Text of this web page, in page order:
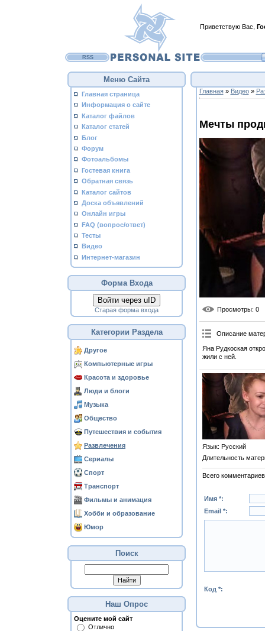
Приветствую Вас
RSS
Меню Сайта
Главная страница
Информация о сайте
Каталог файлов
Каталог статей
Блог
Форум
Фотоальбомы
Гостевая книга
Обратная связь
Каталог сайтов
Доска объявлений
Онлайн игры
FAQ (вопрос/ответ)
Тесты
Видео
Интернет-магазин
Форма Входа
Войти через uID
Старая форма входа
Категории Раздела
Другое
Компьютерные игры
Красота и здоровье
Люди и блоги
Музыка
Общество
Путешествия и события
Развлечения
Сериалы
Спорт
Транспорт
Фильмы и анимация
Хобби и образование
Юмор
Поиск
Наш Опрос
Оцените мой сайт
Отлично
Главная» Видео»
Мечты
Просмотры: 0
Описание
Яна Рудкоская
жили с ней.
Язык: Русский
Длительность
Всего комментариев
Имя *:
Email *:
Код *: